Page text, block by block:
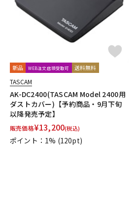
中古
新品 WEB注文店頭受取可 送料無料
TASCAM
AK-DC2400(TASCAM Model 2400用
ダストカバー)【予約商品・9月下旬
以降発売予定】
販売価格¥13,200(税込)
ポイント：1% (120pt)